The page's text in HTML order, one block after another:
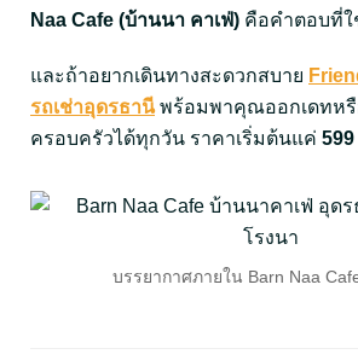
Naa Cafe (บ้านนา คาเฟ่) คือคำตอบที่ใ
และถ้าอยากเดินทางสะดวกสบาย
รถเช่าอุดรธานีพร้อมพาคุณออกเดทหรื
ครอบครัวได้ทุกวัน ราคาเริ่มต้นแค่
บรรยากาศภายใน Barn Naa